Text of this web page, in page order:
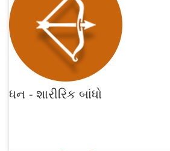
ધન - શારીરિક બાંધો